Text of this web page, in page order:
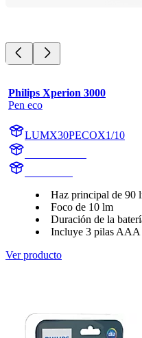
Philips Xperion 3000
Pen eco
LUMX30PECOX1/10
Haz principal de 90
Foco de 10 lm
Duración de la
Incluye 3 pilas AAA
Ver producto